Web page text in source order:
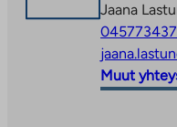
Jaana
Muut